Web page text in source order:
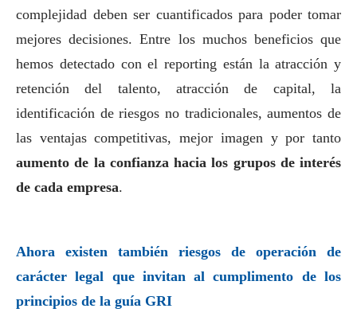
complejidad deben ser cuantificados para poder tomar
mejores decisiones. Entre los muchos beneficios que
hemos detectado con el reporting están la atracción y
retención del talento, atracción de capital, la
identificación de riesgos no tradicionales, aumentos de
las ventajas competitivas, mejor imagen y por tanto
aumento de la confianza hacia los grupos de interés
de cada empresa.
Ahora existen también riesgos de operación de
carácter legal que invitan al cumplimento de los
principios de la guía GRI